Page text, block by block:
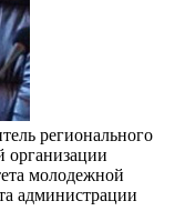
регионального
организации
молодежной
администрации